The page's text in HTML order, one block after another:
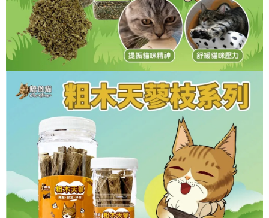
客戶支援中心」https://netprotections.freshdesk.com/support/home
【注意事項】
１．透過由恩沛科技股份有限公司提供之「AFTEE先享後付」服務完成之交
易，需依本服務之必要範圍內提供個人資料，並將交易相關給付款項請求債
權轉讓予恩沛科技股份有限公司。
２．關於個人資料處理事宜，請瀏覽以下網址：
https://aftee.tw/terms/#terms3
３．未成年的使用者請事先徵得法定代理人或監護人之同意方可使用
「AFTEE先享後付」，若未經同意申辦者引起之損失，本公司不負相關責
４．使用「AFTEE先享後付」時，將依據個別帳號之用戶狀況，依本公司即
時審查核予不同之上限額度；若仍有額度不足之情形，本公司將視審查結果
請求用戶進行身份認證。
５．嚴禁一人註冊多個帳號或使用他人資訊註冊。若發現惡意使用之情形，
恩沛科技股份有限公司將有權停止該用戶之使用額度並採取法律行動。